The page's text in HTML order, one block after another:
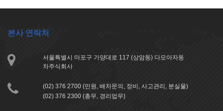
본사 연락처
서울특별시 마포구 가양대로 117 (상암동) 다모아자동
차주식회사
(02) 376 2700 (민원, 배차문의, 정비, 사고관리, 분실물)
(02) 376 2300 (총무, 경리업무)